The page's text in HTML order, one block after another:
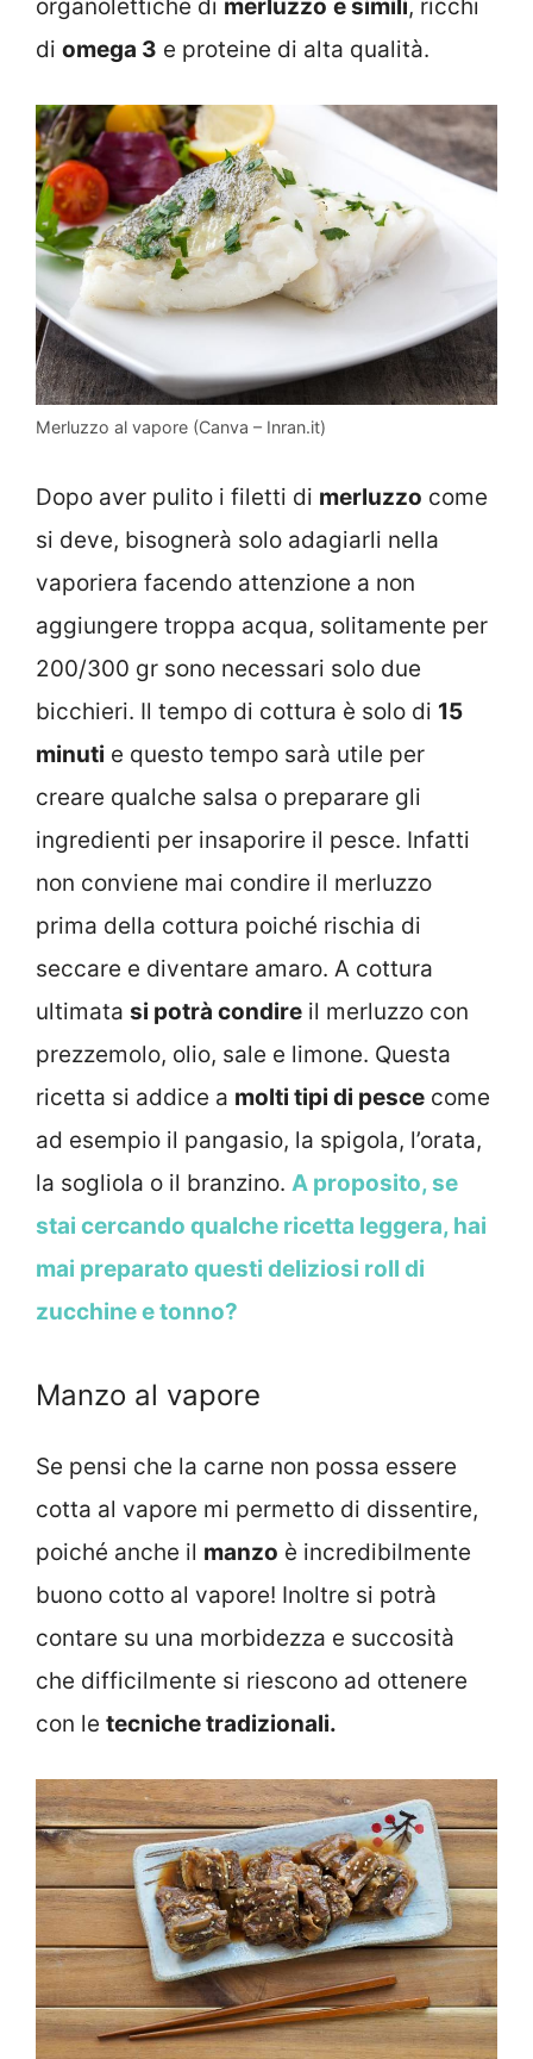
organolettiche di merluzzo e simili, ricchi
di omega 3 e proteine di alta qualità.
Merluzzo al vapore (Canva – Inran.it)
Dopo aver pulito i filetti di merluzzo come
si deve, bisognerà solo adagiarli nella
vaporiera facendo attenzione a non
aggiungere troppa acqua, solitamente per
200/300 gr sono necessari solo due
bicchieri. Il tempo di cottura è solo di 15
minuti e questo tempo sarà utile per
creare qualche salsa o preparare gli
ingredienti per insaporire il pesce. Infatti
non conviene mai condire il merluzzo
prima della cottura poiché rischia di
seccare e diventare amaro. A cottura
ultimata si potrà condire il merluzzo con
prezzemolo, olio, sale e limone. Questa
ricetta si addice a molti tipi di pesce come
ad esempio il pangasio, la spigola, l’orata,
la sogliola o il branzino. A proposito, se
stai cercando qualche ricetta leggera, hai
mai preparato questi deliziosi roll di
zucchine e tonno?
Manzo al vapore
Se pensi che la carne non possa essere
cotta al vapore mi permetto di dissentire,
poiché anche il manzo è incredibilmente
buono cotto al vapore! Inoltre si potrà
contare su una morbidezza e succosità
che difficilmente si riescono ad ottenere
con le tecniche tradizionali.